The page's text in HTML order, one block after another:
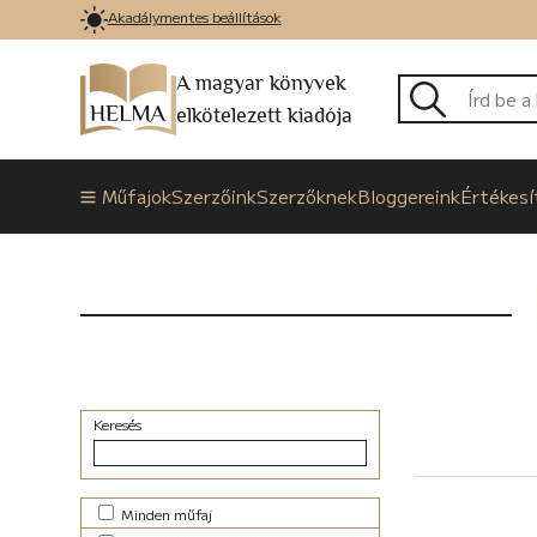
Akadálymentes beállítások
A magyar könyvek
elkötelezett kiadója
MűfajokSzerzőinkSzerzőknekBloggereink
Keresés
Minden műfaj